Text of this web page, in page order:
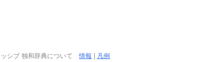
ッシブ 独和辞典について情報 凡例